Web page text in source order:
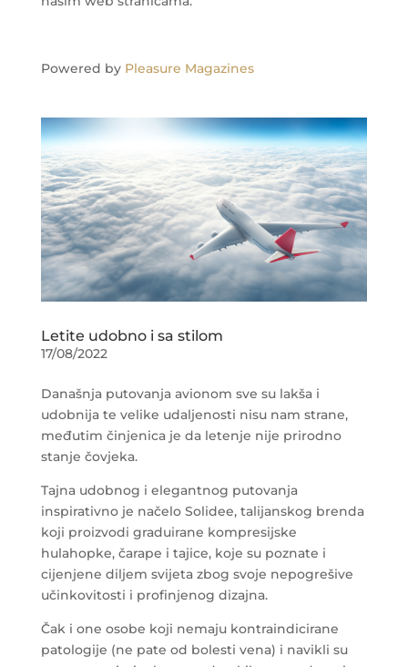
Powered by Pleasure Magazines
Letite udobno i sa stilom
17/08/2022
Današnja putovanja avionom sve su lakša i
udobnija te velike udaljenosti nisu nam strane,
međutim činjenica je da letenje nije prirodno
stanje čovjeka.
Tajna udobnog i elegantnog putovanja
inspirativno je načelo Solidee, talijanskog brenda
koji proizvodi graduirane kompresijske
hulahopke, čarape i tajice, koje su poznate i
cijenjene diljem svijeta zbog svoje nepogrešive
učinkovitosti i profinjenog dizajna.
Čak i one osobe koji nemaju kontraindicirane
patologije (ne pate od bolesti vena) i navikli su